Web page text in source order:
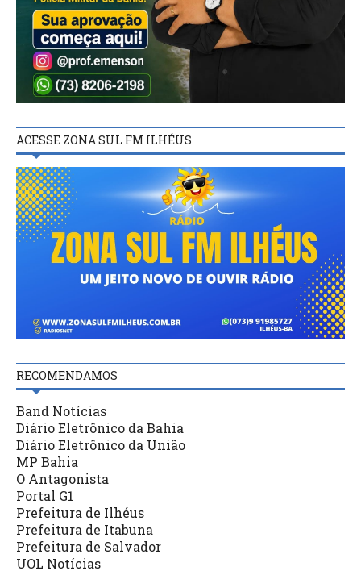
ACESSE ZONA SUL FM ILHÉUS
RECOMENDAMOS
Band Notícias
Diário Eletrônico da Bahia
Diário Eletrônico da União
MP Bahia
O Antagonista
Portal G1
Prefeitura de Ilhéus
Prefeitura de Itabuna
Prefeitura de Salvador
UOL Notícias